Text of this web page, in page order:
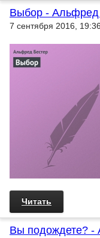
Выбор - Альфред
7 сентября 2016, 19:36
Читать
Вы подождете? -